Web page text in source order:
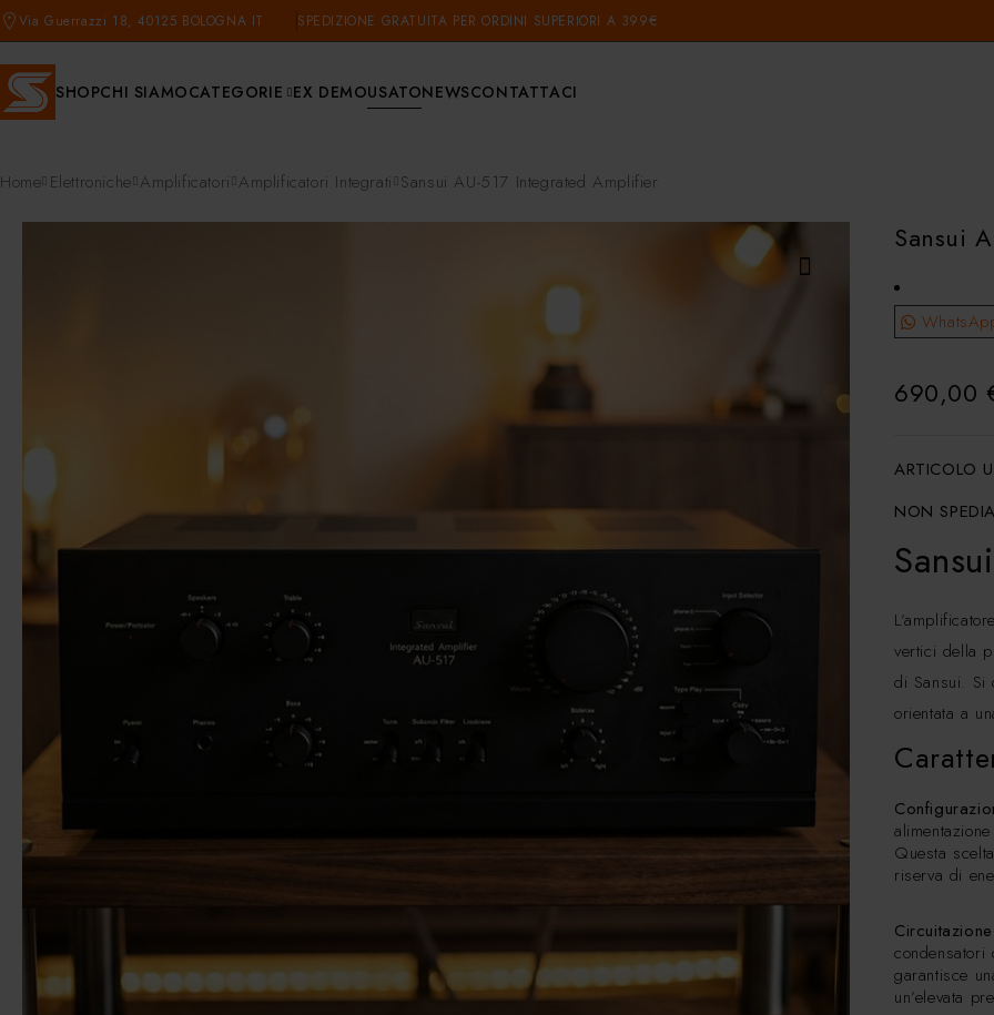
Via Guerrazzi 18, 40125 BOLOGNA IT SPEDIZIONE GRATUITA PER ORDINI SUPERIORI A 399€
SHOPCHI SIAMOCATEGORIE EX DEMOUSATONEWSCONTATTACI
Home Elettroniche Amplificatori Amplificatori Integrati Sansui AU-517 Integrated Amplifier
Sansui
690,00
ARTICOLO
NON
vertici della
di Sansui. Si
orientata a
Questa
riserva di
garantisce
un’elevata